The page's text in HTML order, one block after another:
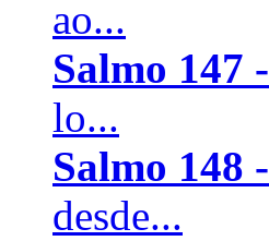
ao...
Salmo 147 -
lo...
Salmo 148 -
desde...